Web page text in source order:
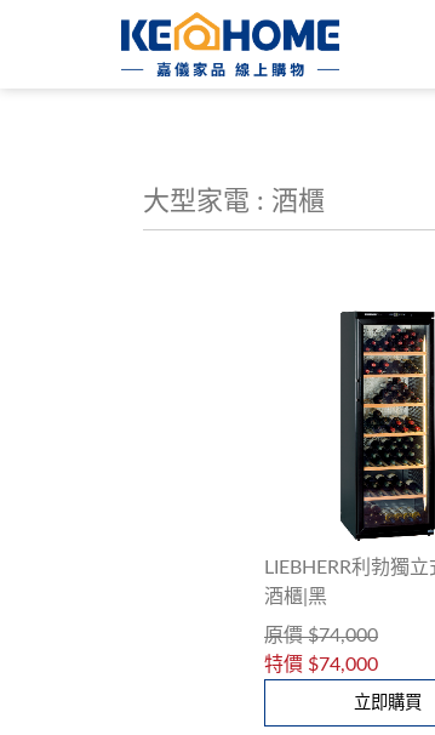
大型家電 : 酒櫃
LIEBHERR利勃獨立
酒櫃|黑
原價 $74,000
特價 $74,000
立即購買